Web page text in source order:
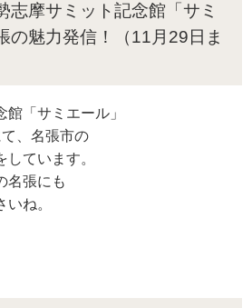
志摩サミット記念館「サミ
の魅力発信！（11月29日ま
「サミエール」
て、名張市の
ています。
名張にも
ね。